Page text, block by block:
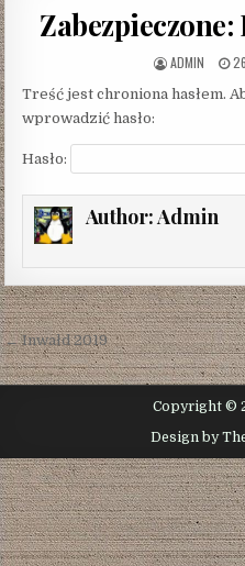
AUTHOR:
ADMIN
Treść jest chroniona hasłem.
wprowadzić hasło:
Hasło:
Author:Admin
Nawigacja
wpisu
← Inwałd 2019
Copyright ©
Design by